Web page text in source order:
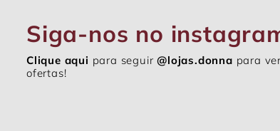
Siga-nos no
Clique aqui para seguir@lojas.donna para
ofertas!